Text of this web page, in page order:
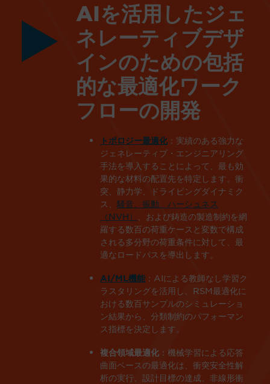
AIを活用したジェ
ネレーティブデザ
インのための包括
的な最適化ワーク
フローの開発
トポロジー最適化 ：実績のある強力な
ジェネレーティブ・エンジニアリング
手法を導入することによって、最も効
果的な材料の配置先を特定します。衝
突、静力学、ドライビングダイナミク
ス、 騒音、振動、ハーシュネス
（NVH）
、および鋳造の製造制約を網
羅する数百の荷重ケースと変数で構成
される多分野の荷重条件に対して、最
適なロードパスを導出します。
AI/ML機能 ：AIによる教師なし学習ク
ラスタリングを活用し、RSM最適化に
おける数百サンプルのシミュレーショ
ン結果から、分類制約のパフォーマン
ス指標を決定します。
複合領域最適化 ：機械学習による応答
曲面ベースの最適化は、衝突安全性解
析の実行、設計目標の達成、非線形衝